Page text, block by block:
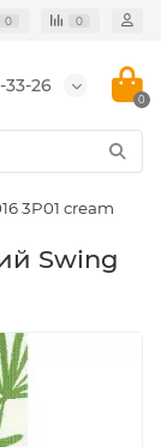
0 0
33-26
0
3P01 cream
Swing